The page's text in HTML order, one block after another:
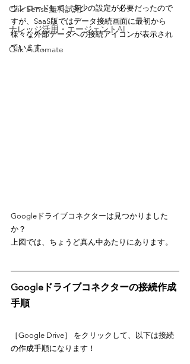
Qlik Sense無料試用
ナレッジ活用・エージェントAI
Qlik Automate
ウンロードして、多少の設定が必要だったので
すが、SaaS版ではデータ接続画面に最初から
様々な外部データへの接続アイコンが表示され
ています。
Googleドライブコネクターは見つかりました
か？
上図では、ちょうど真ん中あたりにあります。
Googleドライブコネクターの接続作成
手順
［Google Drive］ をクリックして、以下は接続
の作成手順になります！